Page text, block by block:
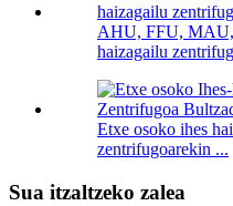
AHU, FFU, MAU,
haizagailu
Etxe osoko ihes
zentrifugoarekin ...
Sua itzaltzeko zalea